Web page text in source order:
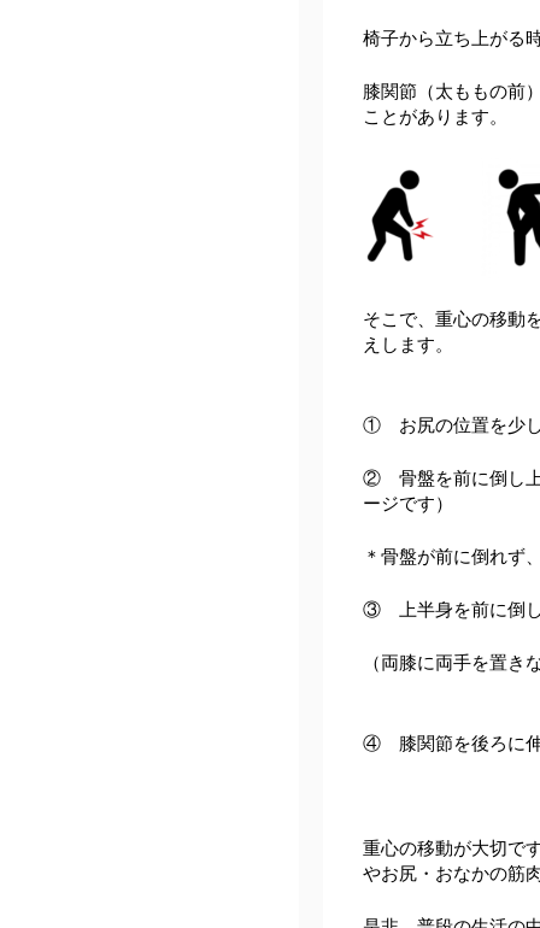
椅子から立ち上がる
膝関節（太ももの前
ことがあります。
そこで、重心の移動
えします。
① お尻の位置を少し
② 骨盤を前に倒し上
ージです）
＊骨盤が前に倒れず
③ 上半身を前に倒し
（両膝に両手を置
④ 膝関節を後ろに伸
重心の移動が大切で
やお尻・おなかの筋